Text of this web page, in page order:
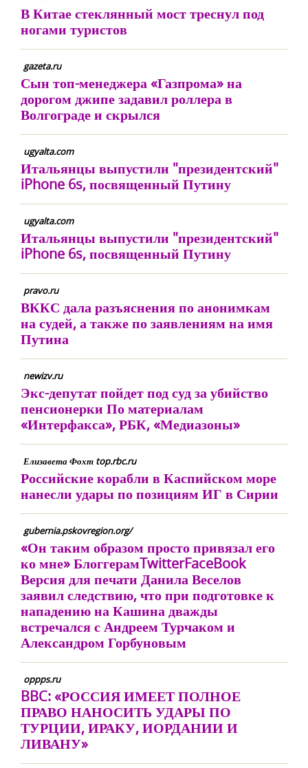
В Китае стеклянный мост треснул под
ногами туристов
gazeta.ru
Сын топ-менеджера «Газпрома» на
дорогом джипе задавил роллера в
Волгограде и скрылся
ugyalta.com
Итальянцы выпустили "президентский"
iPhone 6s, посвященный Путину
ugyalta.com
Итальянцы выпустили "президентский"
iPhone 6s, посвященный Путину
pravo.ru
ВККС дала разъяснения по анонимкам
на судей, а также по заявлениям на имя
Путина
newizv.ru
Экс-депутат пойдет под суд за убийство
пенсионерки По материалам
«Интерфакса», РБК, «Медиазоны»
Елизавета Фохт top.rbc.ru
Российские корабли в Каспийском море
нанесли удары по позициям ИГ в Сирии
gubernia.pskovregion.org/
«Он таким образом просто привязал его
ко мне» БлоггерамTwitterFaceBook
Версия для печати Данила Веселов
заявил следствию, что при подготовке к
нападению на Кашина дважды
встречался с Андреем Турчаком и
Александром Горбуновым
oppps.ru
BBC: «РОССИЯ ИМЕЕТ ПОЛНОЕ
ПРАВО НАНОСИТЬ УДАРЫ ПО
ТУРЦИИ, ИРАКУ, ИОРДАНИИ И
ЛИВАНУ»